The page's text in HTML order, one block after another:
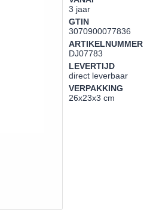
3 jaar
GTIN
3070900077836
ARTIKELNUMMER
DJ07783
LEVERTIJD
direct leverbaar
VERPAKKING
26x23x3 cm